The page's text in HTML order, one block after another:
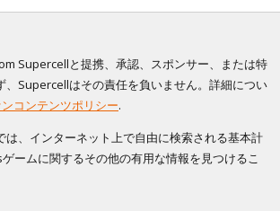
Supercellと提携、承認、スポンサー、または特
、Supercellはその責任を負いません。詳細につい
コンテンツポリシー.
は、インターネット上で自由に検索される基本計
ームに関するその他の有用な情報を見つけるこ